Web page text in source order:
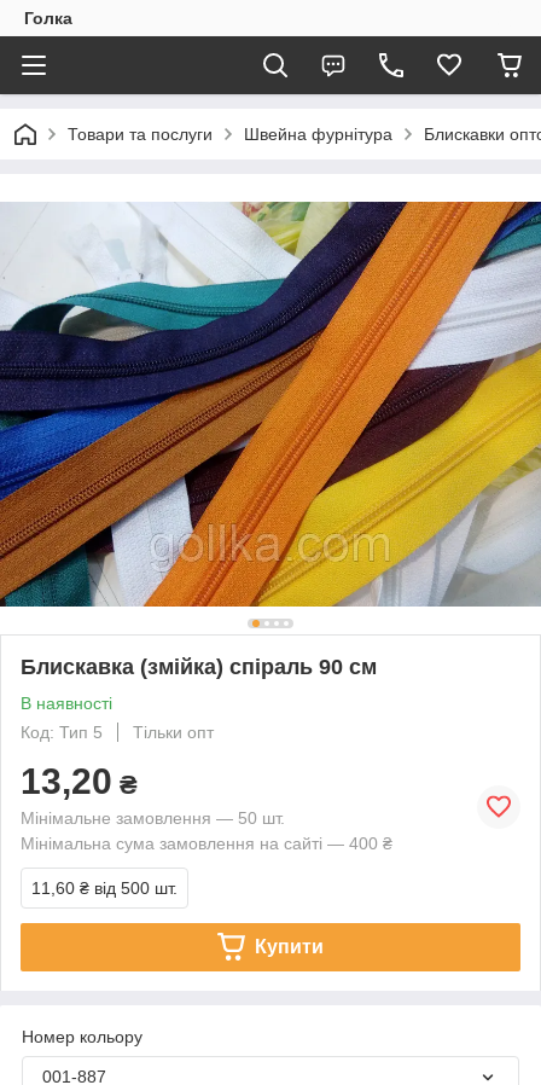
Голка
Товари та послуги Швейна фурнітура Блискавки
Блискавка (змійка) спіраль 90 см
В наявності
Код: Тип 5
Тільки опт
13,20 ₴
Мінімальне замовлення — 50 шт.
Мінімальна сума замовлення на сайті — 400 ₴
11,60 ₴ від 500 шт.
Купити
Номер кольору
001-887